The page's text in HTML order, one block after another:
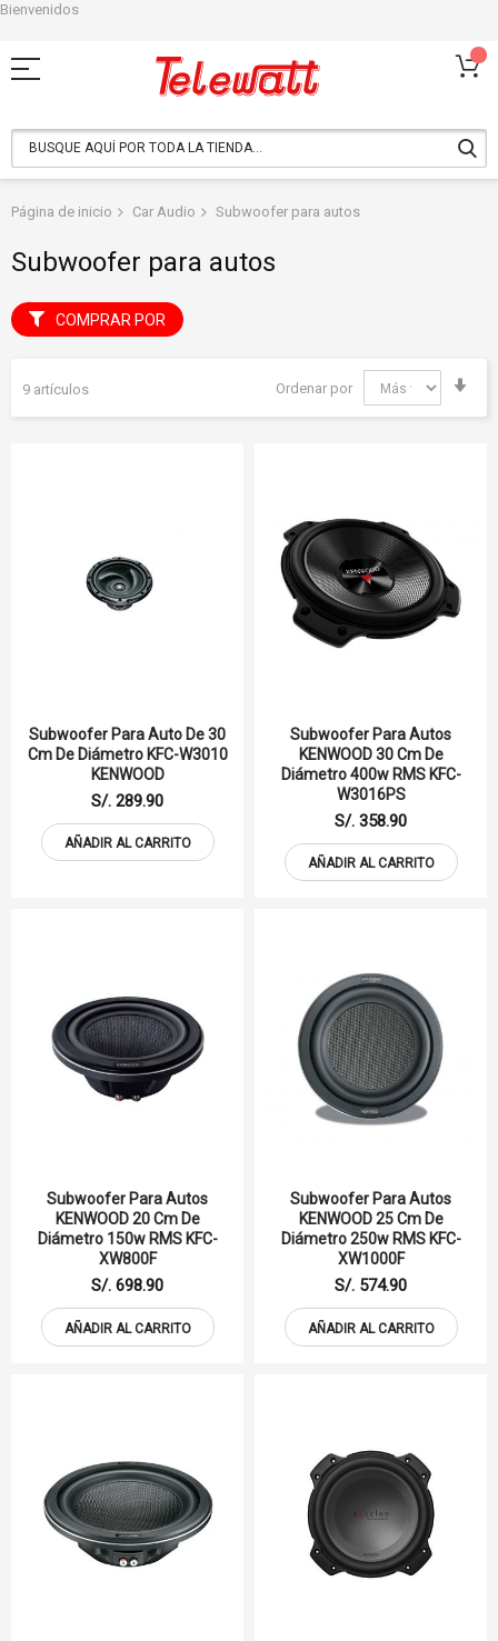
Bienvenidos
al
contenido
Página de inicio Car Audio Subwoofer para autos
Subwoofer para autos
9 artículos Ordenar por
Subwoofer Para Auto De 30
Cm De Diámetro KFC-W3010
KENWOOD
S/. 289.90
AÑADIR AL CARRITO
Subwoofer Para Autos
KENWOOD 30 Cm De
Diámetro 400w RMS KFC-
W3016PS
S/. 358.90
AÑADIR AL CARRITO
Subwoofer Para Autos
KENWOOD 20 Cm De
Diámetro 150w RMS KFC-
XW800F
S/. 698.90
AÑADIR AL CARRITO
Subwoofer Para Autos
KENWOOD 25 Cm De
Diámetro 250w RMS KFC-
XW1000F
S/. 574.90
AÑADIR AL CARRITO
COMPRAR POR